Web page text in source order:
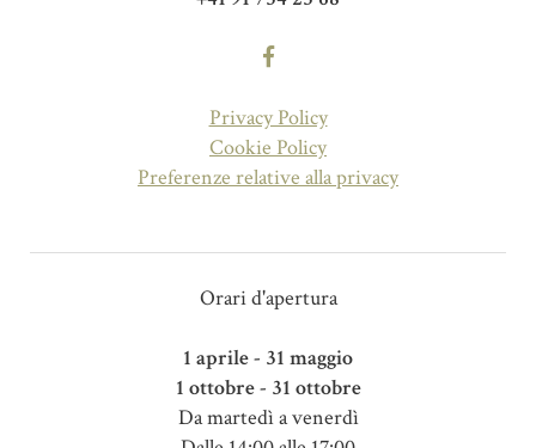
Privacy Policy
Cookie Policy
Preferenze relative alla privacy
Orari d'apertura
1 aprile - 31 maggio
1 ottobre - 31 ottobre
Da martedì a venerdì